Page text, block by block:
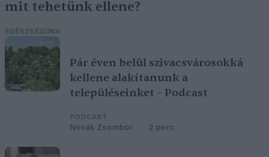
mit tehetünk ellene?
EGÉSZSÉGÜNK
Pár éven belül szivacsvárosokká
kellene alakítanunk a
településeinket – Podcast
PODCAST
Novák Zsombor 2 perc